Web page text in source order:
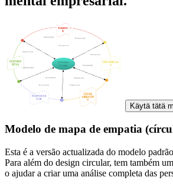
Käytä tätä
Modelo de mapa de empatia
Esta é a versão actualizada do modelo
Para além do design circular, tem também
o ajudar a criar uma análise completa das